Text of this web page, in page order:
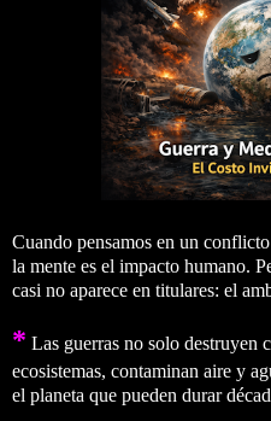
Cuando pensamos en un
la mente es el impacto humano.
casi no aparece en titulares: el
* Las guerras no solo destruyen
ecosistemas, contaminan aire y
el planeta que pueden durar